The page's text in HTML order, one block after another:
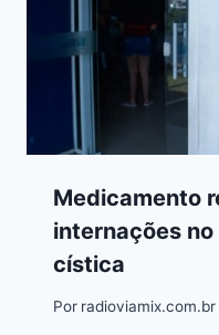
Medicamento
internações
cística
Por radioviamix.com.br